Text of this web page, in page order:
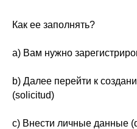
Как ее заполнять?
a) Вам нужно
b) Далее перейти к
(solicitud)
c) Внести личные данные (